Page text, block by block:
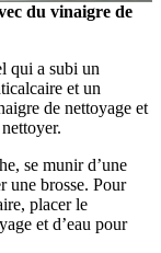
du vinaigre de
qui a subi un
et un
de nettoyage et
se munir d’une
une brosse. Pour
placer le
et d’eau pour